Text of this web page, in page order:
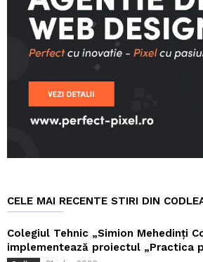
CELE MAI RECENTE STIRI DIN
Colegiul Tehnic „Simion Mehedinți
implementează proiectul „Practica